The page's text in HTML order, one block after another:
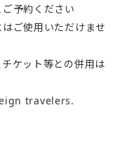
予約ください
ご使用いただけませ
ケット等との併用は
travelers.